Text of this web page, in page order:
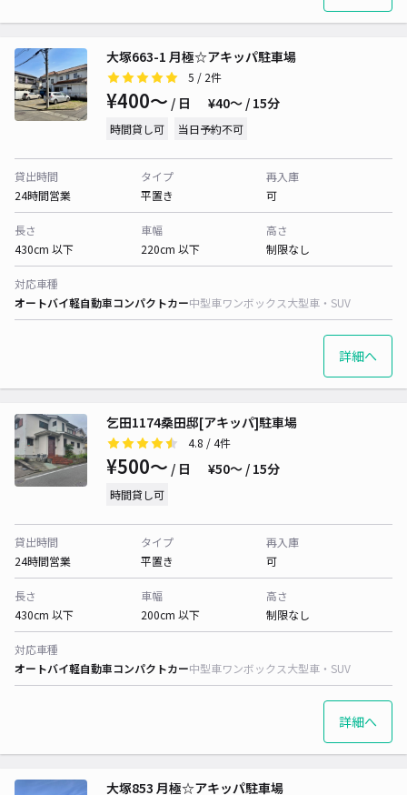
大塚663-1 月極☆アキッパ駐車場
5 / 2件
¥400〜 / 日 ¥40〜 / 15分
時間貸し可 当日予約不可
貸出時間
24時間営業
タイプ
平置き
再入庫
可
長さ
430cm 以下
車幅
220cm 以下
高さ
制限なし
対応車種
オートバイ軽自動車コンパクトカー中型車ワンボックス大型車・SUV
詳細へ
乞田1174桑田邸[アキッパ]駐車場
4.8 / 4件
¥500〜 / 日 ¥50〜 / 15分
時間貸し可
貸出時間
24時間営業
タイプ
平置き
再入庫
可
長さ
430cm 以下
車幅
200cm 以下
高さ
制限なし
対応車種
オートバイ軽自動車コンパクトカー中型車ワンボックス大型車・SUV
詳細へ
大塚853 月極☆アキッパ駐車場